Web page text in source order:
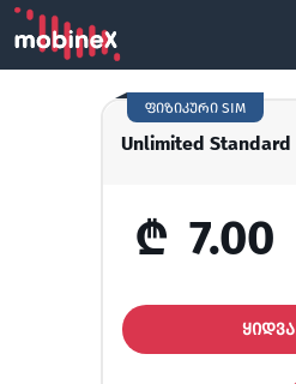
Unlimited Standard
ფიზიკური SIM
₾ 7.00
ᲧᲘᲓᲕᲐ